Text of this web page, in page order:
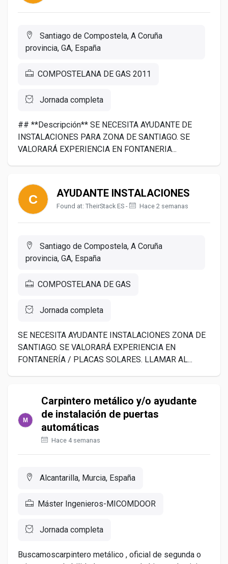
Santiago de Compostela, A Coruña
provincia, GA, España
COMPOSTELANA DE GAS 2011
Jornada completa
## **Descripción** SE NECESITA AYUDANTE DE
INSTALACIONES PARA ZONA DE SANTIAGO. SE
VALORARÁ EXPERIENCIA EN FONTANERIA...
AYUDANTE INSTALACIONES
Found at: TheirStack ES - Hace 2 semanas
Santiago de Compostela, A Coruña
provincia, GA, España
COMPOSTELANA DE GAS
Jornada completa
SE NECESITA AYUDANTE INSTALACIONES ZONA DE
SANTIAGO. SE VALORARÁ EXPERIENCIA EN
FONTANERÍA / PLACAS SOLARES. LLAMAR AL...
Carpintero metálico y/o ayudante
de instalación de puertas
automáticas
Hace 4 semanas
Alcantarilla, Murcia, España
Máster Ingenieros-MICOMDOOR
Jornada completa
Buscamoscarpintero metálico , oficial de segunda o